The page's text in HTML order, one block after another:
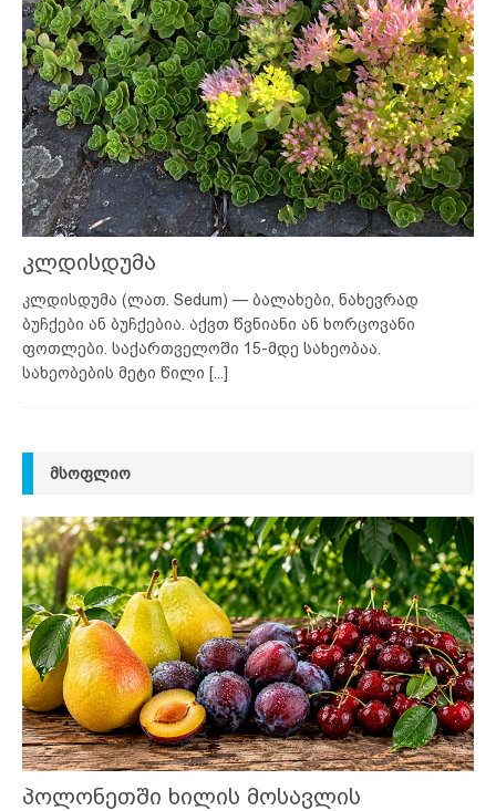
კლდისდუმა
კლდისდუმა (ლათ. Sedum) — ბალახები, ნახევრად
ბუჩქები ან ბუჩქებია. აქვთ წვნიანი ან ხორცოვანი
ფოთლები. საქართველოში 15-მდე სახეობაა.
სახეობების მეტი წილი [...]
ᲛᲡᲝᲤᲚᲘᲝ
პოლონეთში ხილის მოსავლის